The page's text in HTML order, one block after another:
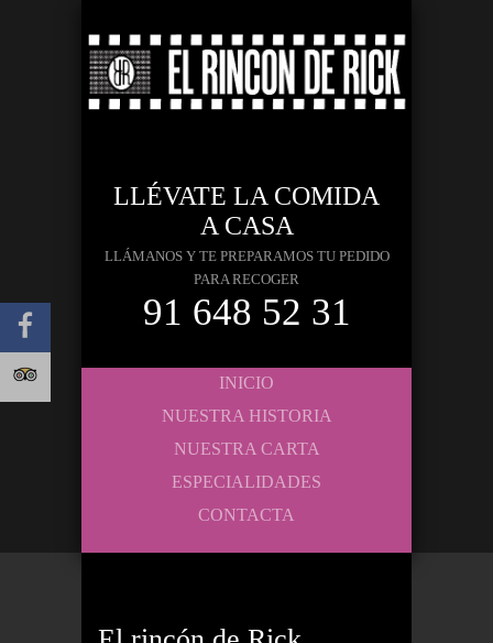
LLÉVATE LA COMIDA
A CASA
LLÁMANOS Y TE PREPARAMOS TU PEDIDO
PARA RECOGER
91 648 52 31
INICIO
NUESTRA HISTORIA
NUESTRA CARTA
ESPECIALIDADES
CONTACTA